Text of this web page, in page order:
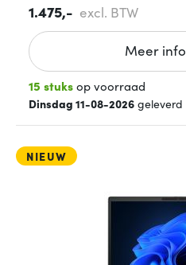
1.475,- excl. BTW
Meer info
15 stuksop voorraad
Dinsdag 11-08-2026 geleverd
NIEUW